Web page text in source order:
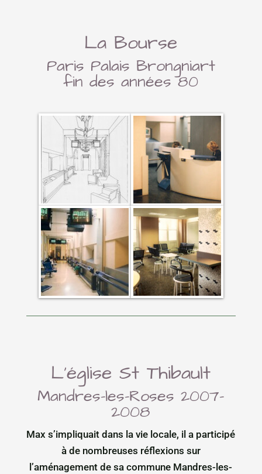
La Bourse
Paris Palais Brongniart
fin des années 80
L’église St Thibault
Mandres-les-Roses 2007-
2008
Max s’impliquait dans la vie locale, il a participé
à de nombreuses réflexions sur
l’aménagement de sa commune Mandres-les-